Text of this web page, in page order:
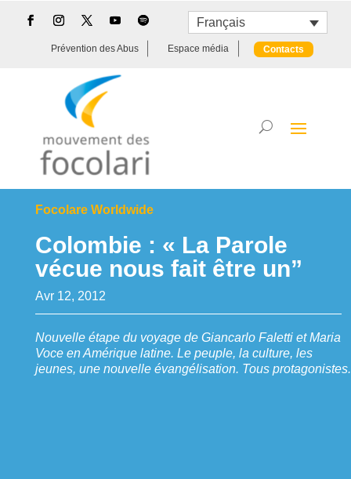
Français
Prévention des Abus Espace média Contacts
Focolare Worldwide
Colombie : « La Parole
vécue nous fait être un”
Avr 12, 2012
Nouvelle étape du voyage de Giancarlo Faletti et Maria
Voce en Amérique latine. Le peuple, la culture, les
jeunes, une nouvelle évangélisation. Tous protagonistes.